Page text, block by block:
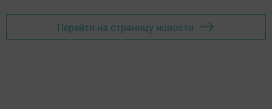
Перейти на страницу новости